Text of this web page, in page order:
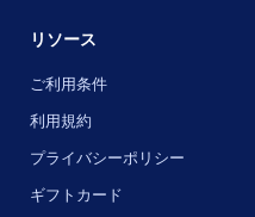
リソース
ご利用条件
利用規約
プライバシーポリシー
ギフトカード